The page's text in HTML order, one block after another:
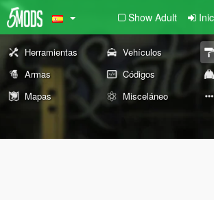
Show Adult
Herramientas Vehículos
Armas
Códigos
Mapas
Misceláneo